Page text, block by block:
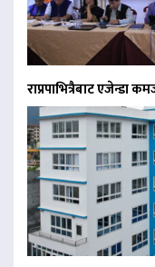
राप्रपाभित्रैबाट एजेन्डा